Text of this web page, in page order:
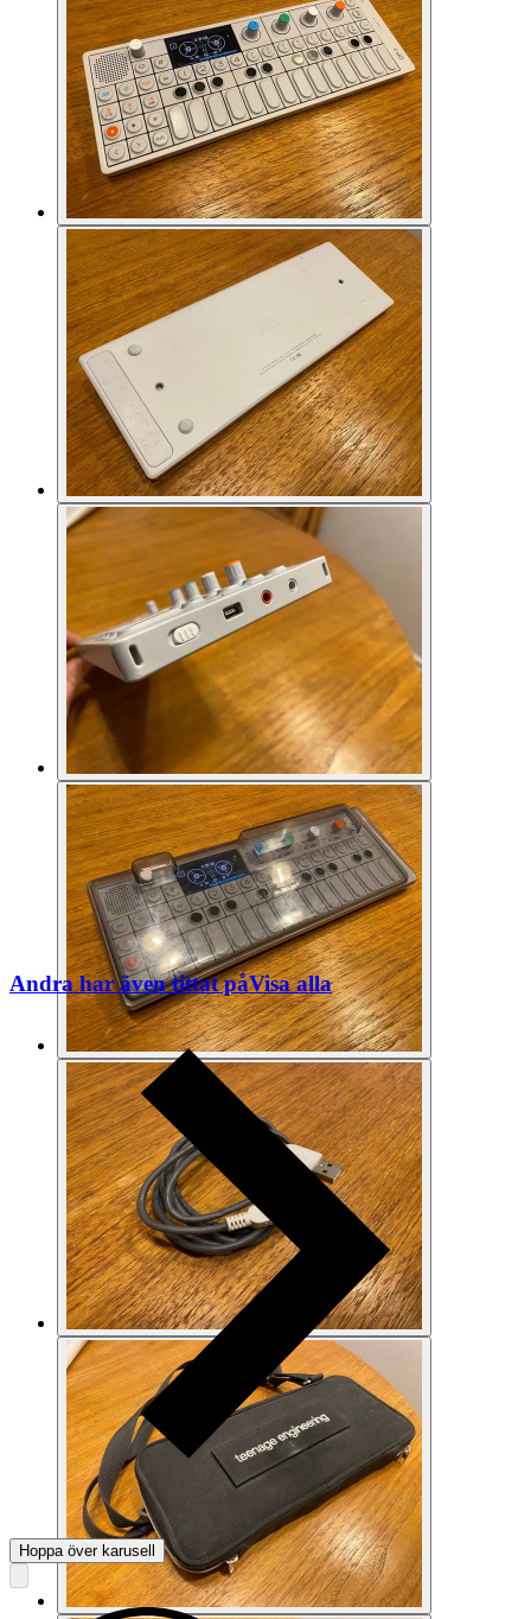
Andra har även tittat påVisa alla
Hoppa över karusell